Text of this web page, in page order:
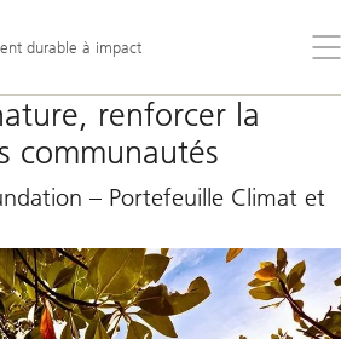
durable à impact
le
renforcer la
communautés
– Portefeuille Climat et